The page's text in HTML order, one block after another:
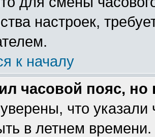
настроек,
к началу
часовой пояс,
что указали
в летнем